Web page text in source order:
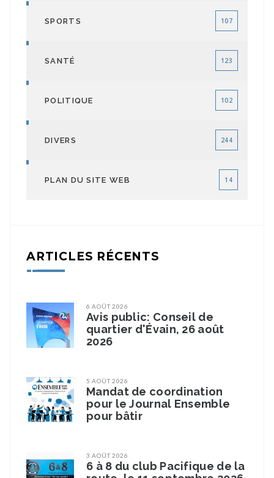
SPORTS 107
SANTÉ 123
POLITIQUE 102
DIVERS 244
PLAN DU SITE WEB 14
ARTICLES RÉCENTS
6 AOÛT 2026
Avis public: Conseil de
quartier d'Évain, 26 août
2026
5 AOÛT 2026
Mandat de coordination
pour le Journal Ensemble
pour bâtir
3 AOÛT 2026
6 à 8 du club Pacifique de la